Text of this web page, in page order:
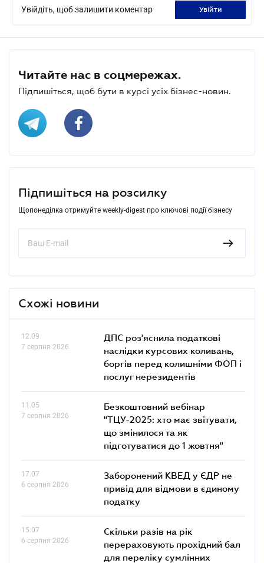
Увійдіть, щоб залишити коментар увійти
Читайте нас в соцмережах.
Підпишіться, щоб бути в курсі усіх бізнес-новин.
Підпишіться на розсилку
Щопонеділка отримуйте weekly-digest про ключові події бізнесу
Схожі новини
12.09
7 серпня 2026
ДПС роз'яснила податкові
наслідки курсових коливань,
боргів перед колишніми ФОП і
послуг нерезидентів
11.05
7 серпня 2026
Безкоштовний вебінар
"ТЦУ-2025: хто має звітувати,
що змінилося та як
підготуватися до 1 жовтня"
17.07
6 серпня 2026
Заборонений КВЕД у ЄДР не
привід для відмови в єдиному
податку
15.07
6 серпня 2026
Скільки разів на рік
перераховують прохідний бал
для переліку сумлінних